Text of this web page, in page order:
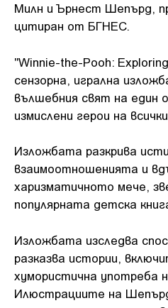
Милн и Ърнест Шепърд,
цитиран от БГНЕС.
"Winnie-the-Pooh:
сензорна, игрална
вълшебния свят на един
измислени герои на
Изложбата разкрива
взаимоотношенията и
харизматичното мече,
популярната детска
Изложбата изследва
разказва истории,
хумористична употреба
Илюстрациите на